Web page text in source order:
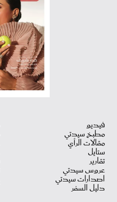
فيديو
مطبخ سيدتي
مقالات الرأي
ستايل
تقارير
عروس سيدتي
اصدارات سيدتي
دليل السفر